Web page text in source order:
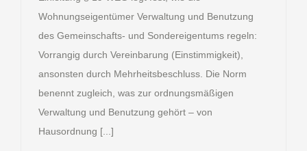
Wohnungseigentümer Verwaltung und Benutzung
des Gemeinschafts- und Sondereigentums regeln:
Vorrangig durch Vereinbarung (Einstimmigkeit),
ansonsten durch Mehrheitsbeschluss. Die Norm
benennt zugleich, was zur ordnungsmäßigen
Verwaltung und Benutzung gehört – von
Hausordnung [...]